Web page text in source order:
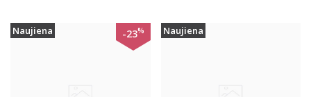
Naujiena -23% Naujiena